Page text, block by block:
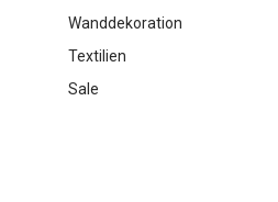
Wanddekoration
Textilien
Sale